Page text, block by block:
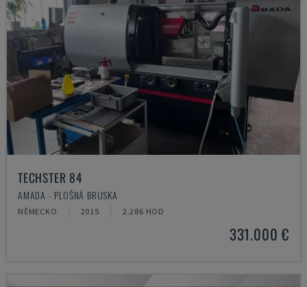
TECHSTER 84
AMADA - PLOŠNÁ BRUSKA
NĚMECKO 2015 2.286 HOD
331.000 €